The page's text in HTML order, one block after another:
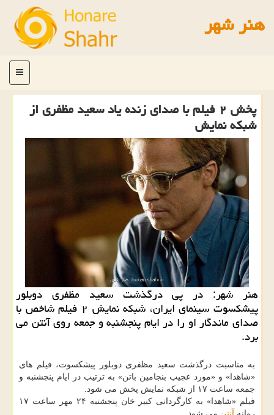
هنر شهر
منو
پخش ۲ فیلم با صدای زنده یاد سعید مظفری از
شبکه نمایش
هنر شهر: در پی درگذشت سعید مظفری دوبلور
پیشکسوت سینمای ایران، شبکه نمایش ۲ فیلم شاخص با
صدای ماندگار او را در ایام پنجشنبه و جمعه روی آنتن می
برد.
به مناسبت درگذشت سعید مظفری دوبلور پیشکسوت، فیلم های
«شاهدا» و «مورد عجیب بنجامین باتن» به ترتیب در ایام پنجشنبه و
جمعه ساعت ۱۷ از شبکه نمایش پخش می شود.
فیلم «شاهدا» به کارگردانی کبیر خان پنجشنبه ۲۴ مهر ساعت ۱۷